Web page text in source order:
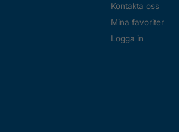
Kontakta oss
Mina favoriter
Logga in